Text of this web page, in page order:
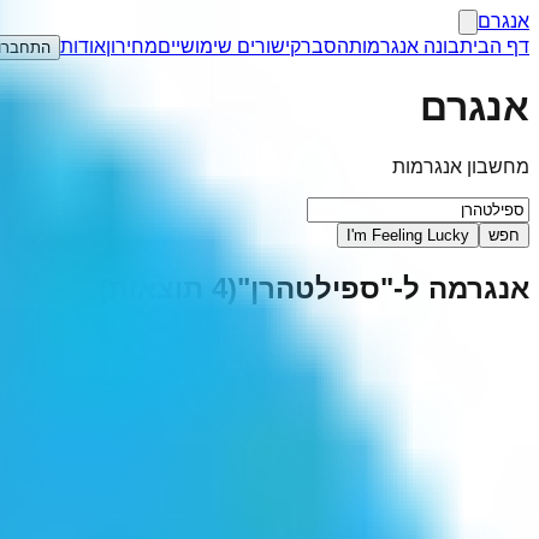
אנגרם
דף הביתבונה אנגרמותהסברקישורים שימושייםמחירוןאודות
אנגרם
מחשבון אנגרמות
חפש I'm Feeling Lucky
אנגרמה ל-"ספילטהרן"
(
4